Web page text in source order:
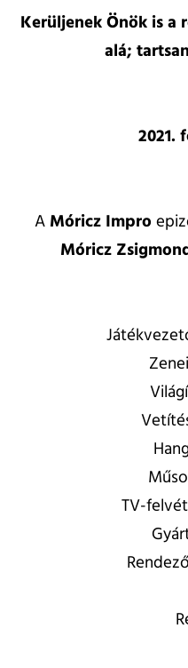
Kerüljenek Önök is a
alá;
2021.
AMóricz Impro
Móricz
TV-